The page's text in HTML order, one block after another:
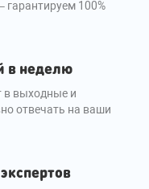
гарантируем 100%
в неделю
выходные и
отвечать на ваши